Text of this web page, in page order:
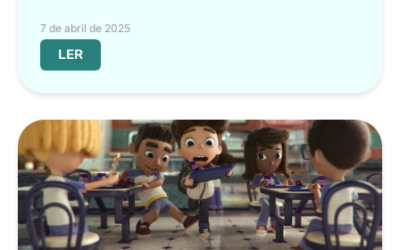
7 de abril de 2025
LER